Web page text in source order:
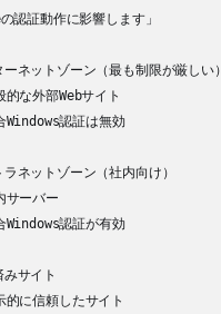
認証動作に影響します」
ネットゾーン（最も制限が厳しい）
ネットゾーン（社内向け）
サイト